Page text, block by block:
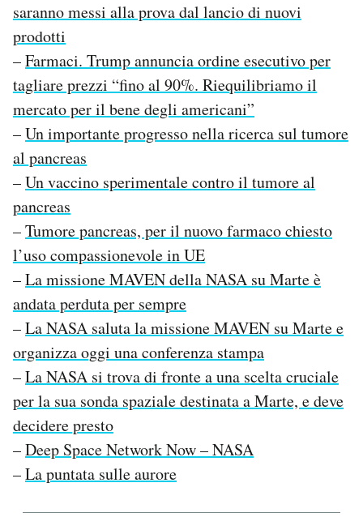
saranno messi alla prova dal lancio di nuovi
prodotti
–Farmaci. Trump annuncia ordine esecutivo per
tagliare prezzi “fino al 90%. Riequilibriamo il
mercato per il bene degli americani”
–Un importante progresso nella ricerca sul tumore
al pancreas
–Un vaccino sperimentale contro il tumore al
pancreas
–Tumore pancreas, per il nuovo farmaco chiesto
l’uso compassionevole in UE
–La missione MAVEN della NASA su Marte è
andata perduta per sempre
–La NASA saluta la missione MAVEN su Marte e
organizza oggi una conferenza stampa
–La NASA si trova di fronte a una scelta cruciale
per la sua sonda spaziale destinata a Marte, e deve
decidere presto
–Deep Space Network Now – NASA
–La puntata sulle aurore